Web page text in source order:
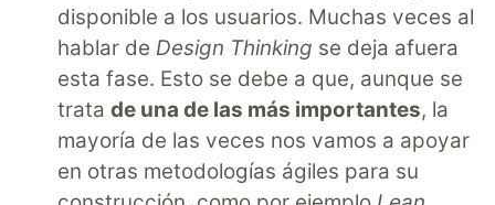
disponible a los usuarios. Muchas veces al
hablar de Design Thinking se deja afuera
esta fase. Esto se debe a que, aunque se
trata de una de las más importantes, la
mayoría de las veces nos vamos a apoyar
en otras metodologías ágiles para su